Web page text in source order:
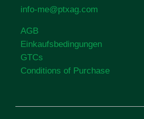
info-me@ptxag.com
AGB
Einkaufsbedingungen
GTCs
Conditions of Purchase